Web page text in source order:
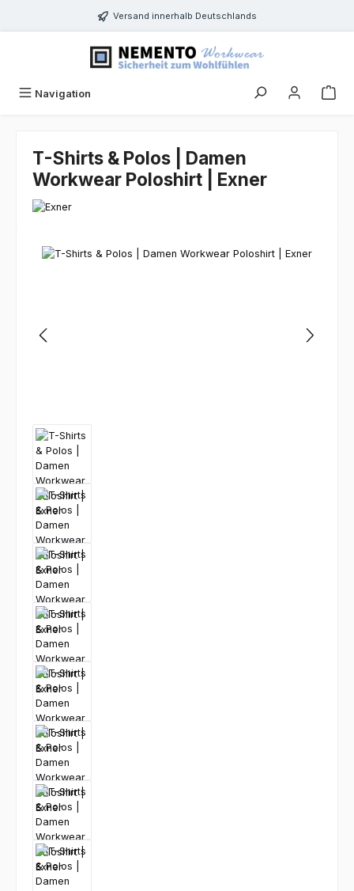
Zum Hauptinhalt springenVersand innerhalb Deutschlands
Navigation
T-Shirts & Polos | Damen
Workwear Poloshirt | Exner
Bildergalerie überspringen